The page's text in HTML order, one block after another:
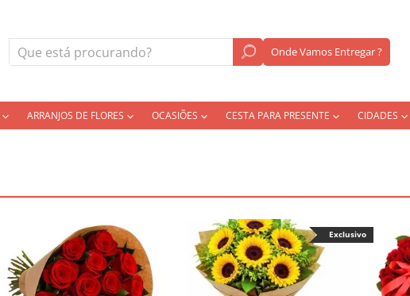
Onde Vamos Entregar ?
ARRANJOS DE FLORES OCASIÕES CESTA PARA PRESENTE CIDADES
Exclusivo